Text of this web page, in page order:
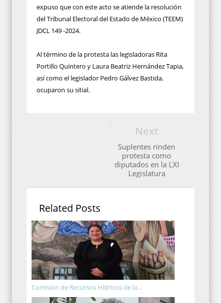
expuso que con este acto se atiende la resolución
del Tribunal Electoral del Estado de México (TEEM)
JDCL 149 -2024.
Al término de la protesta las legisladoras Rita
Portillo Quintero y Laura Beatriz Hernández Tapia,
así como el legislador Pedro Gálvez Bastida,
ocuparon su sitial.
Next
Suplentes rinden
protesta como
diputados en la LXI
Legislatura
Related Posts
Comisión de Recursos Hídricos de la...